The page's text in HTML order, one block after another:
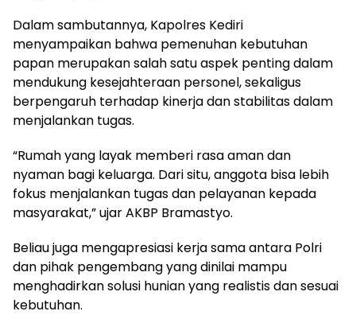
Dalam sambutannya, Kapolres Kediri
menyampaikan bahwa pemenuhan kebutuhan
papan merupakan salah satu aspek penting dalam
mendukung kesejahteraan personel, sekaligus
berpengaruh terhadap kinerja dan stabilitas dalam
menjalankan tugas.
“Rumah yang layak memberi rasa aman dan
nyaman bagi keluarga. Dari situ, anggota bisa lebih
fokus menjalankan tugas dan pelayanan kepada
masyarakat,” ujar AKBP Bramastyo.
Beliau juga mengapresiasi kerja sama antara Polri
dan pihak pengembang yang dinilai mampu
menghadirkan solusi hunian yang realistis dan sesuai
kebutuhan.